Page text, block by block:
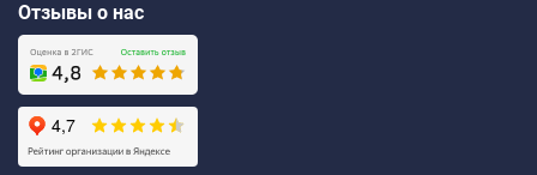
Отзывы о нас